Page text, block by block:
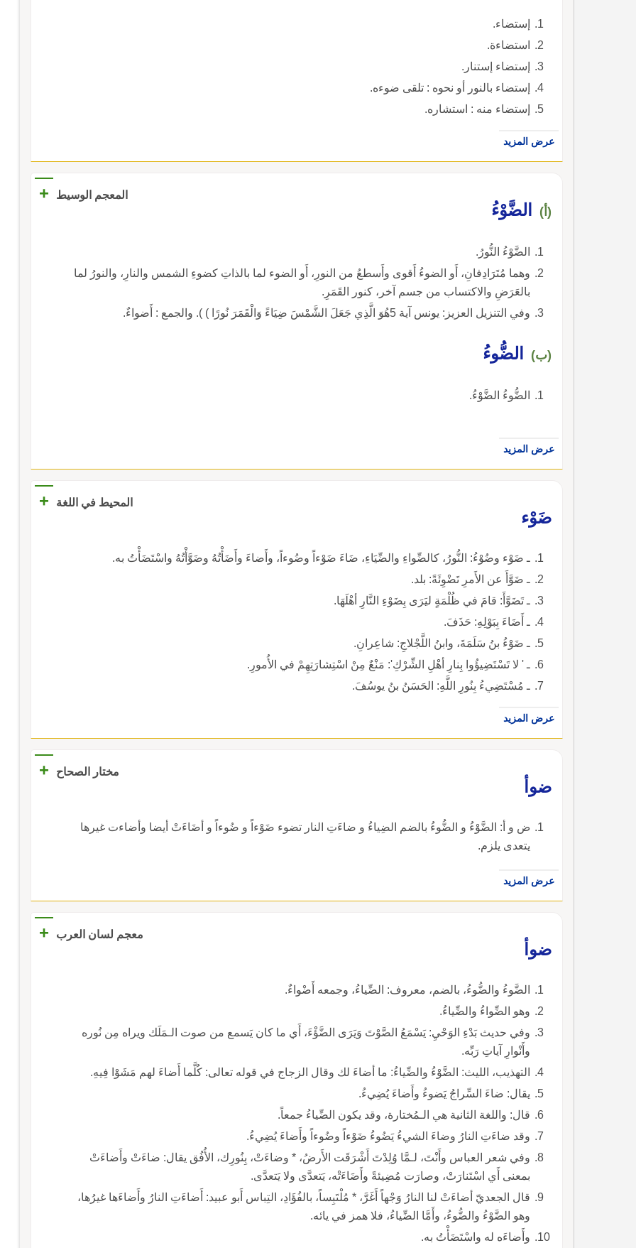
إستضاء.
استضاءة.
إستضاء إستنار.
إستضاء بالنور أو نحوه : تلقى ضوءه.
إستضاء منه : استشاره.
عرض المزيد
المعجم الوسيط +
(أ) الضَّوْءُ
الضَّوْءُ النُّورُ.
وهما مُتَرَادِفانِ، أَو الضوءُ أَقوى وأَسطعُ من النورِ، أَو الضوء لما بالذاتِ كضوءِ الشمس والنارِ، والنورُ لما
بالعَرَضِ والاكتساب من جسم آخر، كنور القَمَرِ.
وفي التنزيل العزيز: يونس آية 5هُوَ الَّذِي جَعَلَ الشَّمْسَ ضِيَاءً وَالْقَمَرَ نُورًا ) ). والجمع : أَضواءٌ.
(ب) الضُّوءُ
الضُّوءُ الضَّوْءُ.
عرض المزيد
المحيط في اللغة
+
ضَوْء
ـ ضَوْء وضُوْءُ: النُّورُ، كالضِّواءِ والضِّيَاءِ، ضَاءَ ضَوْءاً وضُوءاً، وأَضاءَ وأَضَأْتُهُ وضَوَّأْتُهُ واسْتَضَأْتُ به.
ـ ضَوَّأَ عن الأَمرِ تَضْوِئَةً: بلد.
ـ تَضَوَّأَ: قامَ في ظُلْمَةٍ ليَرَى بِضَوْءِ النَّارِ أهْلَهَا.
ـ أَضَاءَ بِبَوْلِهِ: حَذَفَ.
ـ ضَوْءُ بنُ سَلَمَةَ، وابنُ اللَّجْلاجِ: شاعِرانِ.
ـ ' لا تَسْتَضِيؤُوا بِنارِ أهْلِ الشِّرْكِ': مَنْعٌ مِنْ اسْتِشارَتِهِمْ في الأُمورِ.
ـ مُسْتَضِيءُ بِنُورِ اللَّهِ: الحَسَنُ بنُ يوسُفَ.
عرض المزيد
مختار الصحاح
+
ضوأ
ض و أ: الضَّوْءُ و الضُّوءُ بالضم الضِياءُ و ضاءَتِ النار تضوء ضَوْءاً و ضُوءاً و أضَاءَتْ أيضا وأضاءت غيرها
يتعدى يلزم.
عرض المزيد
معجم لسان العرب
+
ضوأ
الضَّوءُ والضُّوءُ، بالضم، معروف: الضِّياءُ، وجمعه أَضْواءٌ.
وهو الضِّواءُ والضِّياءُ.
وفي حديث بَدْءِ الوَحْيِ: يَسْمَعُ الصَّوْتَ وَيَرَى الضَّؤْءَ، أَي ما كان يَسمع من صوت الـمَلَك ويراه مِن نُوره
وأَنْوارِ آياتِ رَبِّه.
التهذيب، الليث: الضَّوْءُ والضِّياءُ: ما أضاءَ لك وقال الزجاج في قوله تعالى: كُلَّما أَضاءَ لهم مَشَوْا فِيهِ.
يقال: ضاءَ السِّراجُ يَضوءُ وأَضاءَ يُضِيءُ.
قال: واللغة الثانية هي الـمُختارة، وقد يكون الضِّياءُ جمعاً.
وقد ضاءَتِ النارُ وضاءَ الشيءُ يَضُوءُ ضَوْءاً وضُوءاً وأَضاءَ يُضِيءُ.
وفي شعر العباس وأَنْتَ، لـمَّا وُلِدْتَ أَشْرَقَت الأَرضُ، * وضاءَتْ، بِنُورِك، الأُفُق يقال: ضاءَتْ وأَضاءَتْ
بمعنى أَي اسْتَنارَتْ، وصارَت مُضِيئةً وأَضَاءَتْه، يَتعدَّى ولا يَتعدَّى.
قال الجعديّ أضاءَتْ لنا النارُ وَجْهاً أَغَرَّ، * مُلْتَبِساً، بالفُؤَادِ، التِباس أَبو عبيد: أَضاءَتِ النارُ وأَضاءَها غيرُها،
وهو الضَّوْءُ والضُّوءُ، وأَمَّا الضِّياءُ، فلا همز في يائه.
وأَضاءَه له واسْتَضَأْتُ به.